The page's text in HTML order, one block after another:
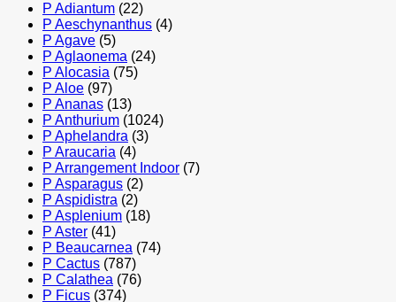
P Adiantum (22)
P Aeschynanthus (4)
P Agave (5)
P Aglaonema (24)
P Alocasia (75)
P Aloe (97)
P Ananas (13)
P Anthurium (1024)
P Aphelandra (3)
P Araucaria (4)
P Arrangement Indoor (7)
P Asparagus (2)
P Aspidistra (2)
P Asplenium (18)
P Aster (41)
P Beaucarnea (74)
P Cactus (787)
P Calathea (76)
P Ficus (374)